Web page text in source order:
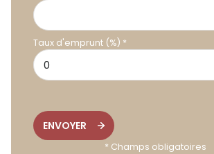
Taux d'emprunt (%) *
ENVOYER
* Champs obligatoires